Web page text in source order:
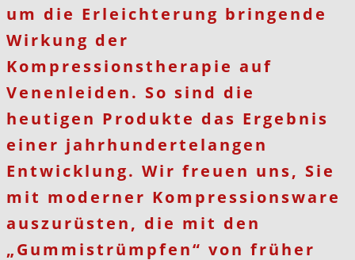
um die Erleichterung bringende
Wirkung der
Kompressionstherapie auf
Venenleiden. So sind die
heutigen Produkte das Ergebnis
einer jahrhundertelangen
Entwicklung. Wir freuen uns, Sie
mit moderner Kompressionsware
auszurüsten, die mit den
„Gummistrümpfen“ von früher